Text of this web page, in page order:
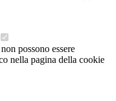
possono essere
nella pagina della cookie